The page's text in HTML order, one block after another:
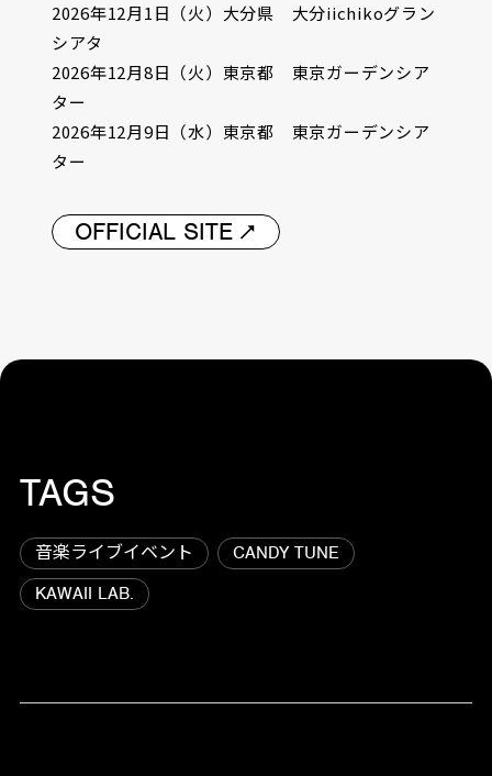
2026年12月1日（火）大分県 大分iichikoグラン
シアタ
2026年12月8日（火）東京都 東京ガーデンシア
ター
2026年12月9日（水）東京都 東京ガーデンシア
ター
OFFICIAL SITE
TAGS
音楽ライブイベント
CANDY TUNE
KAWAII LAB.